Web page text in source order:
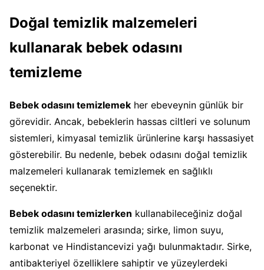
Doğal temizlik malzemeleri
kullanarak bebek odasını
temizleme
Bebek odasını temizlemek her ebeveynin günlük bir
görevidir. Ancak, bebeklerin hassas ciltleri ve solunum
sistemleri, kimyasal temizlik ürünlerine karşı hassasiyet
gösterebilir. Bu nedenle, bebek odasını doğal temizlik
malzemeleri kullanarak temizlemek en sağlıklı
seçenektir.
Bebek odasını temizlerken kullanabileceğiniz doğal
temizlik malzemeleri arasında; sirke, limon suyu,
karbonat ve Hindistancevizi yağı bulunmaktadır. Sirke,
antibakteriyel özelliklere sahiptir ve yüzeylerdeki